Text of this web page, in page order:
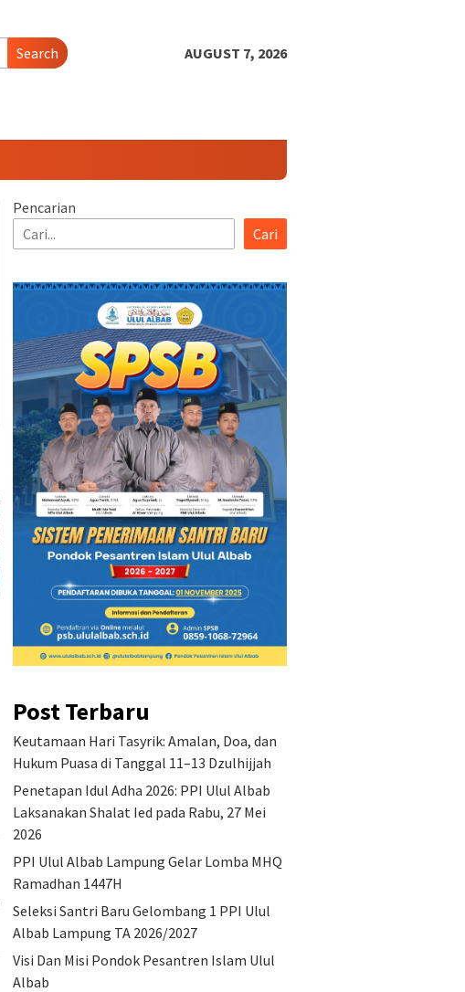
Search AUGUST 7, 2026
Visi Dan Misi Pondok
Pesantren Islam Ulul Albab
Amalan, Doa, dan Hukum
Puasa di Tanggal 11–13
Dzulhijjah
Pencarian
Cari
Post Terbaru
Keutamaan Hari Tasyrik: Amalan, Doa, dan
Hukum Puasa di Tanggal 11–13 Dzulhijjah
Penetapan Idul Adha 2026: PPI Ulul Albab
Laksanakan Shalat Ied pada Rabu, 27 Mei
2026
PPI Ulul Albab Lampung Gelar Lomba MHQ
Ramadhan 1447H
Seleksi Santri Baru Gelombang 1 PPI Ulul
Albab Lampung TA 2026/2027
Visi Dan Misi Pondok Pesantren Islam Ulul
Albab